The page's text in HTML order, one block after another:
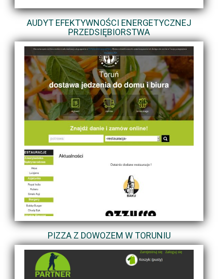
AUDYT EFEKTYWNOŚCI ENERGETYCZNEJ
PRZEDSIĘBIORSTWA
PIZZA Z DOWOZEM W TORUNIU